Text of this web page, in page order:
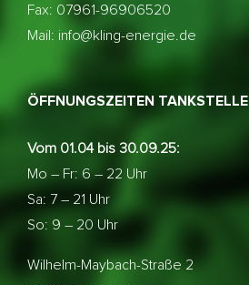
Fax: 07961-96906520
Mail: info@kling-energie.de
ÖFFNUNGSZEITEN TANKSTELLE
Vom 01.04 bis 30.09.25:
Mo – Fr: 6 – 22 Uhr
Sa: 7 – 21 Uhr
So: 9 – 20 Uhr
Wilhelm-Maybach-Straße 2